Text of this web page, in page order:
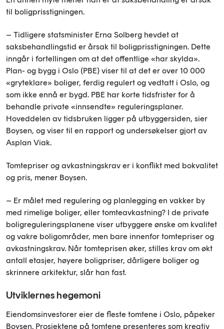
til boligprisstigningen.
– Tidligere statsminister Erna Solberg hevdet at
saksbehandlingstid er årsak til boligprisstigningen. Dette
inngår i fortellingen om at det offentlige «har skylda».
Plan- og bygg i Oslo (PBE) viser til at det er over 10 000
«gryteklare» boliger, ferdig regulert og vedtatt i Oslo, og
som ikke ennå er bygd. PBE har korte tidsfrister for å
behandle private «innsendte» reguleringsplaner.
Hoveddelen av tidsbruken ligger på utbyggersiden, sier
Boysen, og viser til en rapport og undersøkelser gjort av
Asplan Viak.
Tomtepriser og avkastningskrav er i konflikt med bokvalitet
og pris, mener Boysen.
– Er målet med regulering og planlegging en vakker by
med rimelige boliger, eller tomteavkastning? I de private
boligreguleringsplanene viser utbyggere ønske om kvalitet
og vakre boligområder, men bare innenfor tomtepriser og
avkastningskrav. Når tomteprisen øker, stilles krav om økt
antall etasjer, høyere boligpriser, dårligere boliger og
skrinnere arkitektur, slår han fast.
Utviklernes hegemoni
Eiendomsinvestorer eier de fleste tomtene i Oslo, påpeker
Boysen. Prosjektene på tomtene presenteres som kreativ